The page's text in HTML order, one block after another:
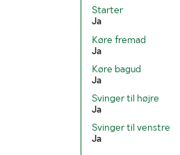
Starter
Ja
Køre fremad
Ja
Køre bagud
Ja
Svinger til højre
Ja
Svinger til venstre
Ja